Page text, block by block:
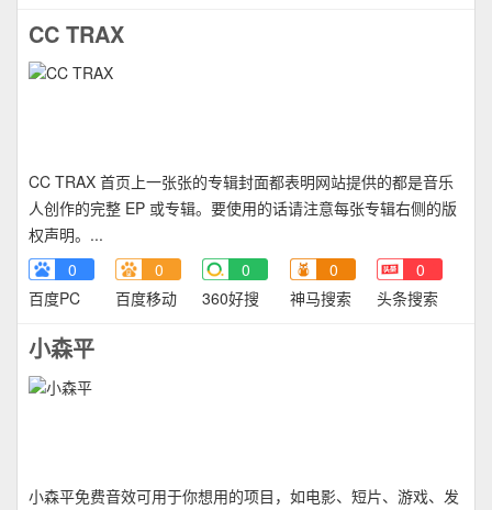
CC TRAX
CC TRAX 首页上一张张的专辑封面都表明网站提供的都是音乐
人创作的完整 EP 或专辑。要使用的话请注意每张专辑右侧的版
权声明。...
0
百度PC
0
百度移动
0
360好搜
0
神马搜索
0
头条搜索
小森平
小森平免费音效可用于你想用的项目，如电影、短片、游戏、发